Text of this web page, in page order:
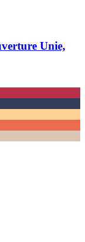
Unie,